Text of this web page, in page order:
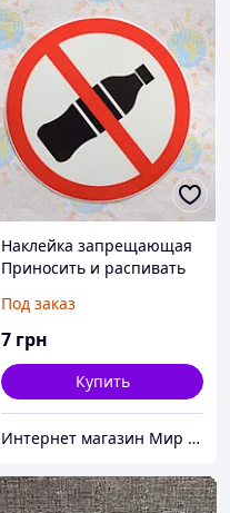
Наклейка запрещающая
Приносить и распивать
Под заказ
7 грн
Купить
Интернет магазин Мир стендов. Товары из Украины